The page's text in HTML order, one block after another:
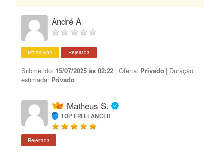
André A.
Promovida Rejeitada
Submetido: 15/07/2025 às 02:22 | Oferta: Privado | Duração
estimada: Privado
Matheus S.
TOP FREELANCER
Rejeitada